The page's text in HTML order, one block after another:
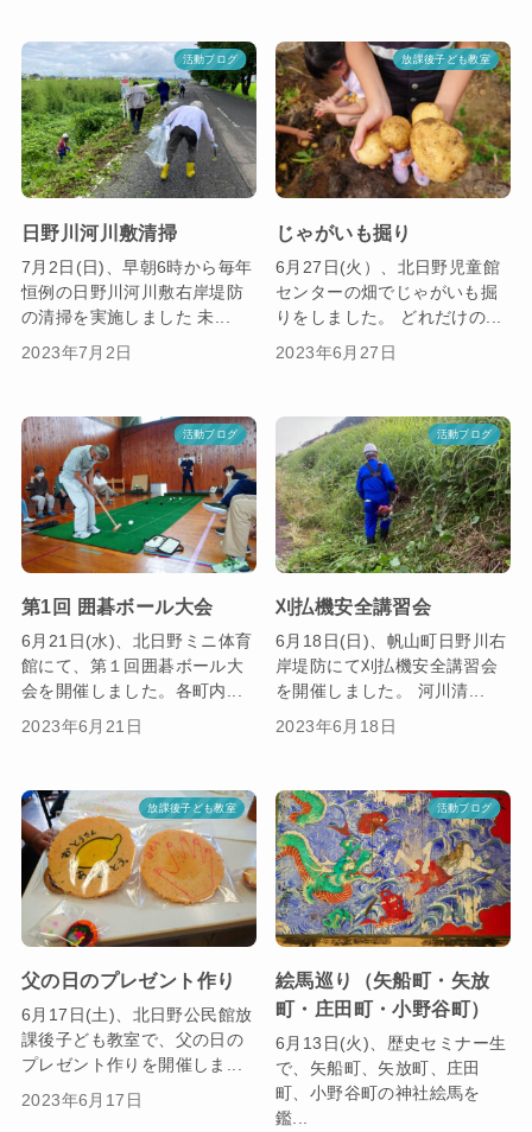
活動ブログ
日野川河川敷清掃
7月2日(日)、早朝6時から毎年
恒例の日野川河川敷右岸堤防
の清掃を実施しました 未...
2023年7月2日
放課後子ども教室
じゃがいも掘り
6月27日(火）、北日野児童館
センターの畑でじゃがいも掘
りをしました。 どれだけの...
2023年6月27日
活動ブログ
第1回 囲碁ボール大会
6月21日(水)、北日野ミニ体育
館にて、第１回囲碁ボール大
会を開催しました。各町内...
2023年6月21日
活動ブログ
刈払機安全講習会
6月18日(日)、帆山町日野川右
岸堤防にて刈払機安全講習会
を開催しました。 河川清...
2023年6月18日
放課後子ども教室
父の日のプレゼント作り
6月17日(土)、北日野公民館放
課後子ども教室で、父の日の
プレゼント作りを開催しま...
2023年6月17日
活動ブログ
絵馬巡り（矢船町・矢放
町・庄田町・小野谷町）
6月13日(火)、歴史セミナー生
で、矢船町、矢放町、庄田
町、小野谷町の神社絵馬を
鑑...